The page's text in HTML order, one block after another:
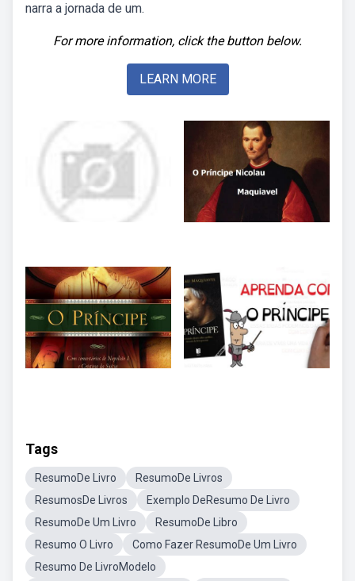
narra a jornada de um.
For more information, click the button below.
LEARN MORE
Tags
ResumoDe Livro
ResumoDe Livros
ResumosDe Livros
Exemplo DeResumo De Livro
ResumoDe Um Livro
ResumoDe Libro
Resumo O Livro
Como Fazer ResumoDe Um Livro
Resumo De LivroModelo